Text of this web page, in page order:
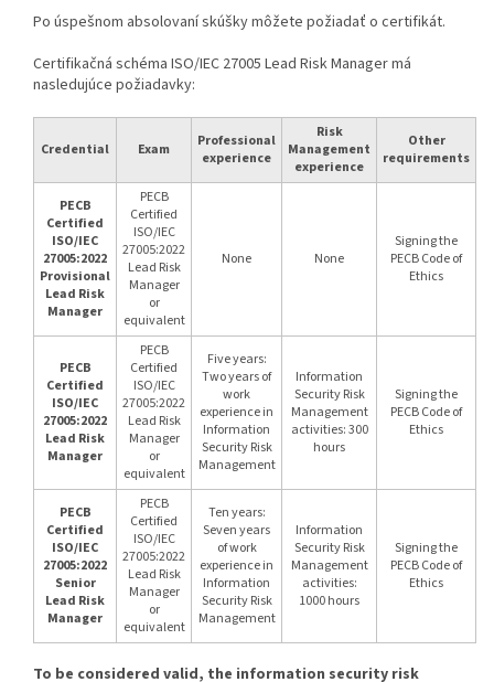
Po úspešnom absolovaní skúšky môžete požiadať o certifikát.
Certifikačná schéma ISO/IEC 27005 Lead Risk Manager má
nasledujúce požiadavky:
Credential Exam
Professional
experience
Risk
Management
experience
Other
requirements
PECB
Certified
ISO/IEC
27005:2022
Provisional
Lead Risk
Manager
PECB
Certified
ISO/IEC
27005:2022
Lead Risk
Manager
or
equivalent
None None
Signing the
PECB Code of
Ethics
PECB
Certified
ISO/IEC
27005:2022
Lead Risk
Manager
PECB
Certified
ISO/IEC
27005:2022
Lead Risk
Manager
or
equivalent
Five years:
Two years of
work
experience in
Information
Security Risk
Management
Information
Security Risk
Management
activities: 300
hours
Signing the
PECB Code of
Ethics
PECB
Certified
ISO/IEC
27005:2022
Senior
Lead Risk
Manager
PECB
Certified
ISO/IEC
27005:2022
Lead Risk
Manager
or
equivalent
Ten years:
Seven years
of work
experience in
Information
Security Risk
Management
Information
Security Risk
Management
activities:
1000 hours
Signing the
PECB Code of
Ethics
To be considered valid, the information security risk